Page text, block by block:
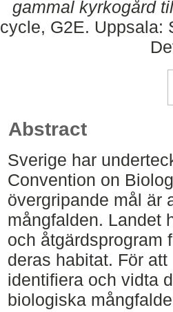
gammal kyrkogård
cycle, G2E. Uppsala:
Abstract
Sverige har
Convention on
övergripande mål är
mångfalden. Landet
och åtgärdsprogram
deras habitat. För
identifiera och vidta
biologiska